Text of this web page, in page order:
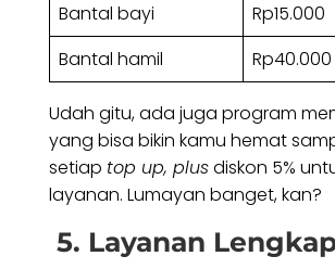
Bantal bayi
Rp15.000
Bantal hamil
Rp40.000
Udah gitu, ada juga program
yang bisa bikin kamu hemat
setiap top up, plusdiskon 5%
layanan. Lumayan banget, kan?
5. Layanan